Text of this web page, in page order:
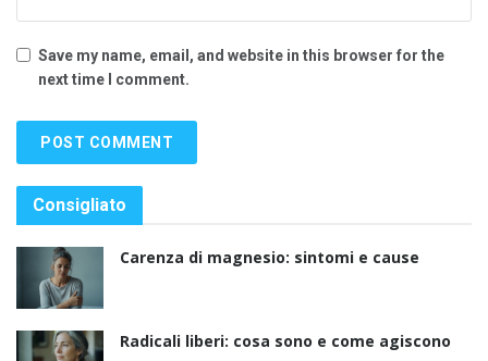
Save my name, email, and website in this browser for the
next time I comment.
Consigliato
Carenza di magnesio: sintomi e cause
Radicali liberi: cosa sono e come agiscono